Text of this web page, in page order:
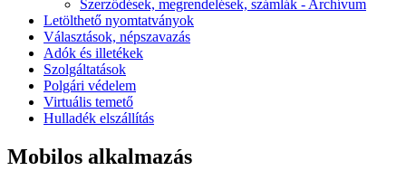
Szerződések, megrendelések, számlák - Archívum
Letölthető nyomtatványok
Választások, népszavazás
Adók és illetékek
Szolgáltatások
Polgári védelem
Virtuális temető
Hulladék elszállítás
Mobilos alkalmazás